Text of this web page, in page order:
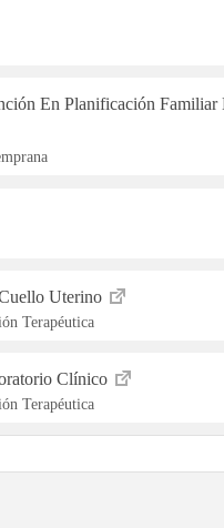
En Planificación Familiar
Uterino
Terapéutica
Clínico
Terapéutica